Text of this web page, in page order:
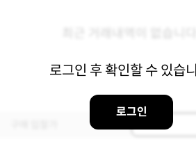
로그인 후 확인할 수 있습
로그인